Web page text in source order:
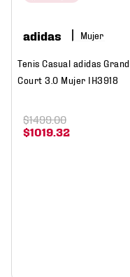
adidas Mujer
Tenis Casual adidas Grand
Court 3.0 Mujer IH3918
$1019 32
$1499.00